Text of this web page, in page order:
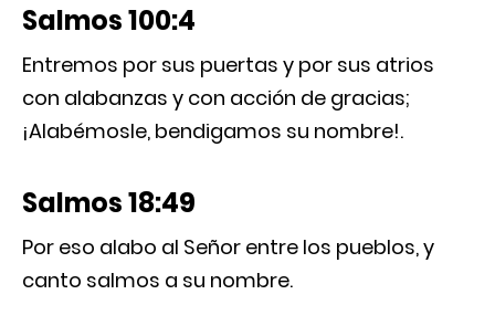
Salmos 100:4
Entremos por sus puertas y por sus atrios
con alabanzas y con acción de gracias;
¡Alabémosle, bendigamos su nombre!.
Salmos 18:49
Por eso alabo al Señor entre los pueblos, y
canto salmos a su nombre.